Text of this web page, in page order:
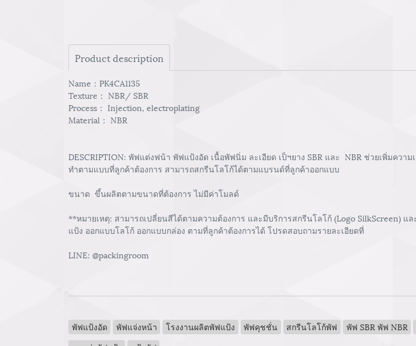
Product description
Name：PK4CA1135
Texture： NBR/ SBR
Process： Injection, electroplating
Material： NBR
DESCRIPTION: พัฟแต่งฟน้า พัฟแป้งอัด เนื้อพัฟนิ่ม ละเอียด เป็ฯยาง SBR และ NBR ช่วยเพิ่มคว
ทำตามแบบที่ลูกค้าต้องการ สามารถสกรีนโลโก้ได้ตามแบรนด์ที่ลูกค้าออกแบบ
ขนาด ขึ้นผลิตตามขนาดที่ต้องการ ไม่มีค่าโมลด์
**หมายเหตุ: สามารถเปลี่ยนสีได้ตามความต้องการ และมีบริการสกรีนโลโก้ (Logo SilkScreen) แ
แป้ง ออกแบบโลโก้ ออกแบบกล่อง ตามที่ลูกค้าต้องการได้ โปรดสอบถามรายละเอียดที่
LINE: @packingroom
พัฟแป้งอัด พัฟแจ่งหน้า โรงงานผลิตพัฟแป้ง พัฟคุชชั่น สกรีนโลโก้พัฟ พัฟ SBR พัฟ NBR